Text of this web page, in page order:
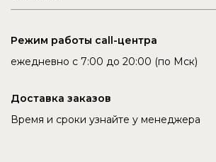
Режим работы call-центра
ежедневно с 7:00 до 20:00 (по Мск)
Доставка заказов
Время и сроки узнайте у менеджера